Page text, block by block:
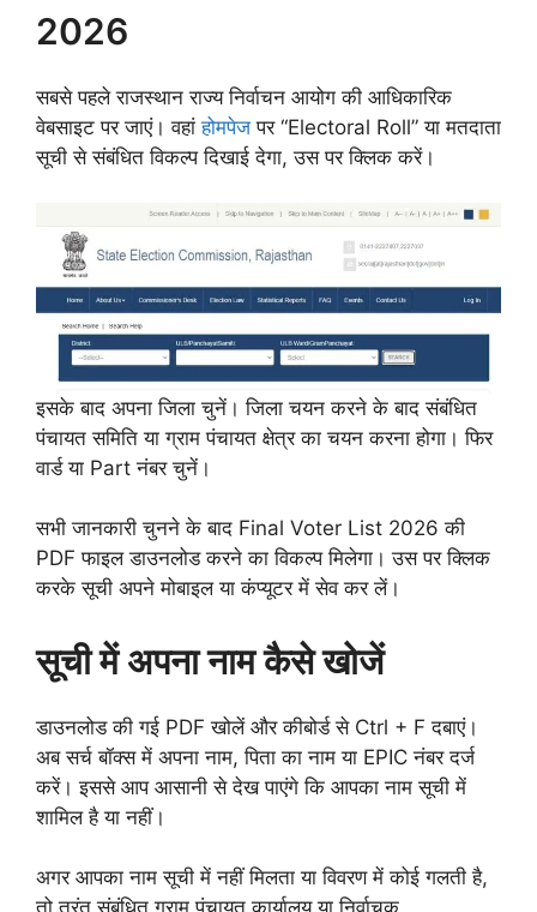
2026
सबसे पहले राजस्थान राज्य निर्वाचन आयोग की आधिकारिक
वेबसाइट पर जाएं। वहांहोमपेज पर “Electoral Roll” या मतदाता
सूची से संबंधित विकल्प दिखाई देगा, उस पर क्लिक करें।
इसके बाद अपना जिला चुनें। जिला चयन करने के बाद संबंधित
पंचायत समिति या ग्राम पंचायत क्षेत्र का चयन करना होगा। फिर
वार्ड या Part नंबर चुनें।
सभी जानकारी चुनने के बाद Final Voter List 2026 की
PDF फाइल डाउनलोड करने का विकल्प मिलेगा। उस पर क्लिक
करके सूची अपने मोबाइल या कंप्यूटर में सेव कर लें।
सूची में अपना नाम कैसे खोजें
डाउनलोड की गई PDF खोलें और कीबोर्ड से Ctrl + F दबाएं।
अब सर्च बॉक्स में अपना नाम, पिता का नाम या EPIC नंबर दर्ज
करें। इससे आप आसानी से देख पाएंगे कि आपका नाम सूची में
शामिल है या नहीं।
अगर आपका नाम सूची में नहीं मिलता या विवरण में कोई गलती है,